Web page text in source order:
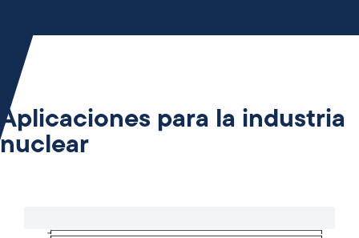
Aplicaciones para la industria
nuclear